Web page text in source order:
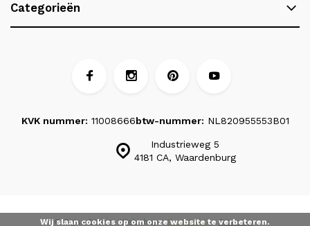
Categorieën
Industrieweg 5
4181 CA, Waardenburg
KVK nummer: 11008666btw-nummer: NL820955553B01
© Signa Stone- Webshop: Emarkable Sitemap
Wij slaan cookies op om onze website te verbeteren.